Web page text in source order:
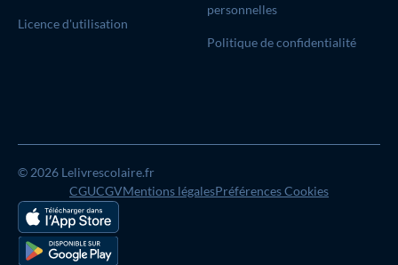
Licence d'utilisation
personnelles
Politique de confidentialité
© 2026 Lelivrescolaire.fr
CGUCGVMentions légalesPréférences Cookies